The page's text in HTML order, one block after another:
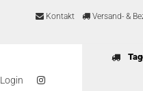
Kontakt Versand- &
Login